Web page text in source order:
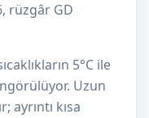
rüzgâr GD
5°C ile
Uzun
ayrıntı kısa